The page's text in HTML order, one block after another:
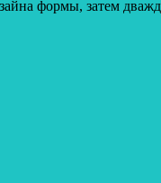
формы, затем